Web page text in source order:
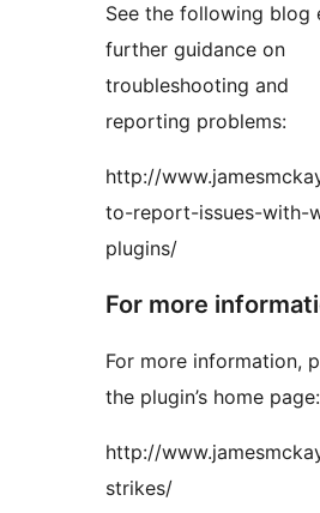
See the following blog
further guidance on
troubleshooting and
reporting problems:
http://
to-report-issues-with-
plugins/
For more
For more information,
the plugin’s home page:
http://
strikes/